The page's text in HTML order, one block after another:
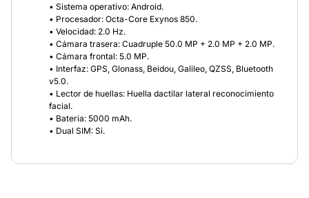
• Sistema operativo: Android.
• Procesador: Octa-Core Exynos 850.
• Velocidad: 2.0 Hz.
• Cámara trasera: Cuadruple 50.0 MP + 2.0 MP + 2.0 MP.
• Cámara frontal: 5.0 MP.
• Interfaz: GPS, Glonass, Beidou, Galileo, QZSS, Bluetooth
v5.0.
• Lector de huellas: Huella dactilar lateral reconocimiento
facial.
• Bateria: 5000 mAh.
• Dual SIM: Si.